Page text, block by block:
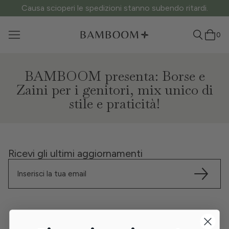
Causa scioperi le spedizioni stanno subendo ritardi.
0
BAMBOOM presenta: Borse e
Zaini per i genitori, mix unico di
stile e praticità!
Ricevi gli ultimi aggiornamenti